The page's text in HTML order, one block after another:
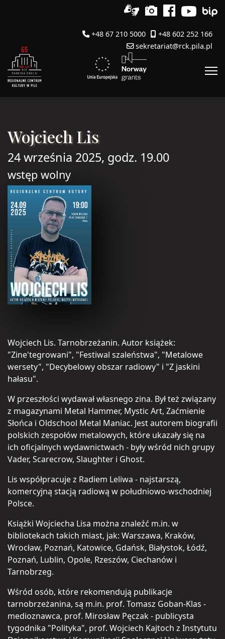
+48 67 210 5000
+48 602 252 166
sekretariat@rck.pila.pl
Wojciech Lis
24 września 2025, godz. 19.00
wstęp wolny
Wojciech Lis. Tarnobrzeżanin. Autor książek:
"Zine'tegrowani", "Festiwal szaleństwa", "Metalowe
wersety", "Decybelowy obszar radiowy" i "Z jaskini
hałasu".
W przeszłości wydawał własnego zina. Był też związany
z magazynami Metal Hammer, Mystic Art, Zaćmienie
Słońca i Oldschool Metal Maniac. Jest autorem biografii
polskich zespołów metalowych, które ukazały się na
ich oficjalnych wydawnictwach - były wśród nich grupy
Vader, Scarecrow, Slaughter i Ghost.
Lis współpracuje z Radiem Leliwa - najstarszą,
komercyjną stacją radiową w południowo-wschodniej
Polsce.
Książki Wojciecha Lisa można znaleźć m.in. w
bibliotekach takich miast, jak: Warszawa, Kraków,
Wrocław, Poznań, Katowice, Gdańsk, Białystok, Łódź,
Poznań, Lublin, Opole, Rzeszów, Ciechanów i
Tarnobrzeg.
Wśród osób, które rekomendują publikacje
tarnobrzeżanina, są m.in. prof. Tomasz Goban-Klas -
medioznawca, prof. Mirosław Pęczak - publicysta
tygodnika "Polityka", prof. Wojciech Kajtoch z Instytutu